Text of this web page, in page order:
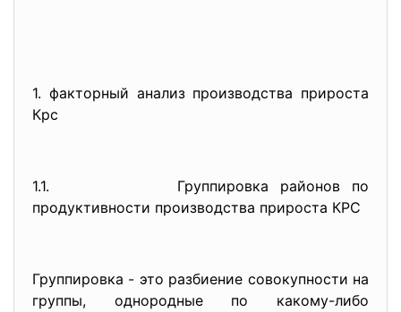
1. факторный анализ производства прироста
Крс
1.1. Группировка районов по
продуктивности производства прироста КРС
Группировка - это разбиение совокупности на
группы, одно­родные по какому-либо